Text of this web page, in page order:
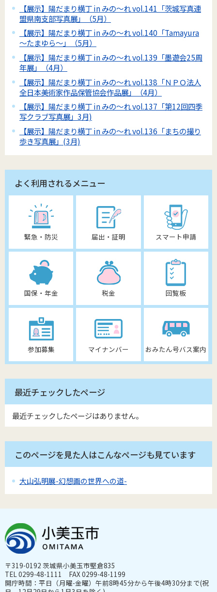
【展示】陽だまり横丁 in みの～れ vol.141「茨城写真連
盟県南支部写真展」（5月）
【展示】陽だまり横丁 in みの～れ vol.140「Tamayura
～たまゆら～」（5月）
【展示】陽だまり横丁 in みの～れ vol.139「墨遊会25周
年展」（4月）
【展示】陽だまり横丁 in みの～れ vol.138「ＮＰＯ法人
全日本美術家作品保管協会作品展」（4月）
【展示】陽だまり横丁 in みの～れ vol.137「第12回四季
写クラブ写真展」3月)
【展示】陽だまり横丁 in みの～れ vol.136「まちの撮り
歩き写真展」(3月)
よく利用されるメニュー
緊急・防災 届出・証明 スマート申請
国保・年金 税金 回覧板
参加募集 マイナンバー おみたん号バス案内
最近チェックしたページ
最近チェックしたページはありません。
このページを見た人はこんなページも見ています
大山弘明展-幻想画の世界への道-
〒319-0192 茨城県小美玉市堅倉835
TEL 0299-48-1111 FAX 0299-48-1199
開庁時間：平日（月曜-金曜）午前8時45分から午後4時30分まで(祝